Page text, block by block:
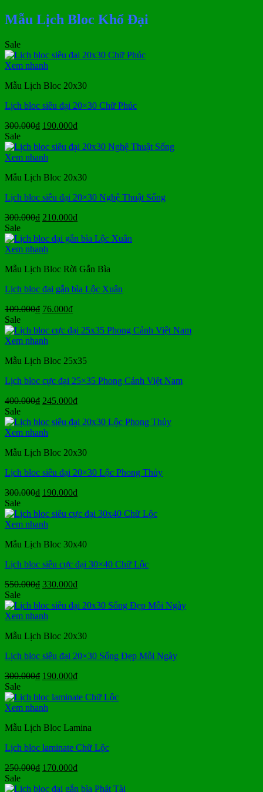
Mẫu Lịch Bloc Khổ Đại
Sale
Xem nhanh
Mẫu Lịch Bloc 20x30
Lịch bloc siêu đại 20×30 Chữ Phúc
300.000₫ Giá
là:
300.000₫.
190.000₫Giá
tại
Sale
Xem nhanh
Mẫu Lịch Bloc 20x30
Lịch bloc siêu đại 20×30 Nghệ Thuật Sống
300.000₫ Giá
là:
300.000₫.
210.000₫Giá
tại
Sale
Xem nhanh
Mẫu Lịch Bloc Rời Gắn Bìa
Lịch bloc đại gắn bìa Lộc Xuân
109.000₫ Giá
là:
109.000₫.
76.000₫Giá
tại
Sale
Xem nhanh
Mẫu Lịch Bloc 25x35
Lịch bloc cực đại 25×35 Phong Cảnh Việt Nam
400.000₫ Giá
là:
400.000₫.
245.000₫Giá
tại
Sale
Xem nhanh
Mẫu Lịch Bloc 20x30
Lịch bloc siêu đại 20×30 Lộc Phong Thủy
300.000₫ Giá
là:
300.000₫.
190.000₫Giá
tại
Sale
Xem nhanh
Mẫu Lịch Bloc 30x40
Lịch bloc siêu cực đại 30×40 Chữ Lộc
550.000₫ Giá
là:
550.000₫.
330.000₫Giá
tại
Sale
Xem nhanh
Mẫu Lịch Bloc 20x30
Lịch bloc siêu đại 20×30 Sống Đẹp Mỗi Ngày
300.000₫ Giá
là:
300.000₫.
190.000₫Giá
tại
Sale
Xem nhanh
Mẫu Lịch Bloc Lamina
Lịch bloc laminate Chữ Lộc
250.000₫ Giá
là:
170.000₫Giá
tại
Sale